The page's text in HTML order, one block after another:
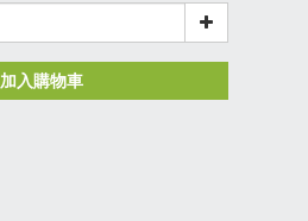
加入購物車